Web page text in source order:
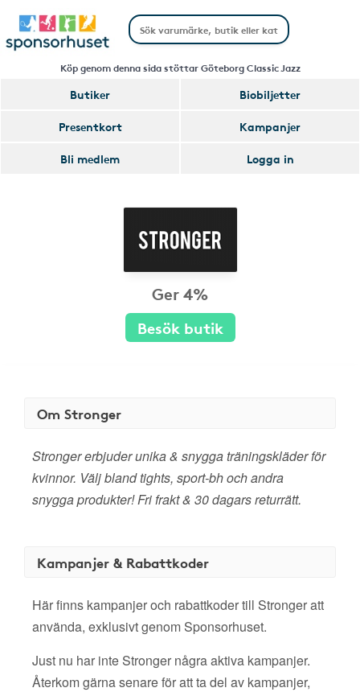
Köp genom denna sida stöttar Göteborg Classic Jazz
Butiker
Biobiljetter
Presentkort
Kampanjer
Bli medlem
Logga in
Ger 4%
Besök butik
Om Stronger
Stronger erbjuder unika & snygga träningskläder för
kvinnor. Välj bland tights, sport-bh och andra
snygga produkter! Fri frakt & 30 dagars returrätt.
Kampanjer & Rabattkoder
Här finns kampanjer och rabattkoder till Stronger att
använda, exklusivt genom Sponsorhuset.
Just nu har inte Stronger några aktiva kampanjer.
Återkom gärna senare för att ta del av kampanjer,